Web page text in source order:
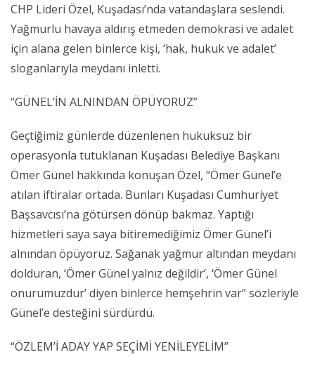
CHP Lideri Özel, Kuşadası’nda vatandaşlara seslendi.
Yağmurlu havaya aldırış etmeden demokrasi ve adalet
için alana gelen binlerce kişi, ‘hak, hukuk ve adalet’
sloganlarıyla meydanı inletti.
“GÜNEL’İN ALNINDAN ÖPÜYORUZ”
Geçtiğimiz günlerde düzenlenen hukuksuz bir
operasyonla tutuklanan Kuşadası Belediye Başkanı
Ömer Günel hakkında konuşan Özel, “Ömer Günel’e
atılan iftiralar ortada. Bunları Kuşadası Cumhuriyet
Başsavcısı’na götürsen dönüp bakmaz. Yaptığı
hizmetleri saya saya bitiremediğimiz Ömer Günel’i
alnından öpüyoruz. Sağanak yağmur altından meydanı
dolduran, ‘Ömer Günel yalnız değildir’, ‘Ömer Günel
onurumuzdur’ diyen binlerce hemşehrin var” sözleriyle
Günel’e desteğini sürdürdü.
“ÖZLEM’İ ADAY YAP SEÇİMİ YENİLEYELİM”